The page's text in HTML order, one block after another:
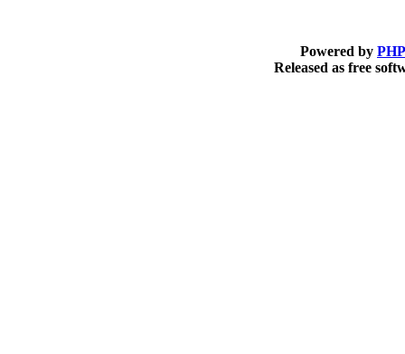
Powered by
Released as free